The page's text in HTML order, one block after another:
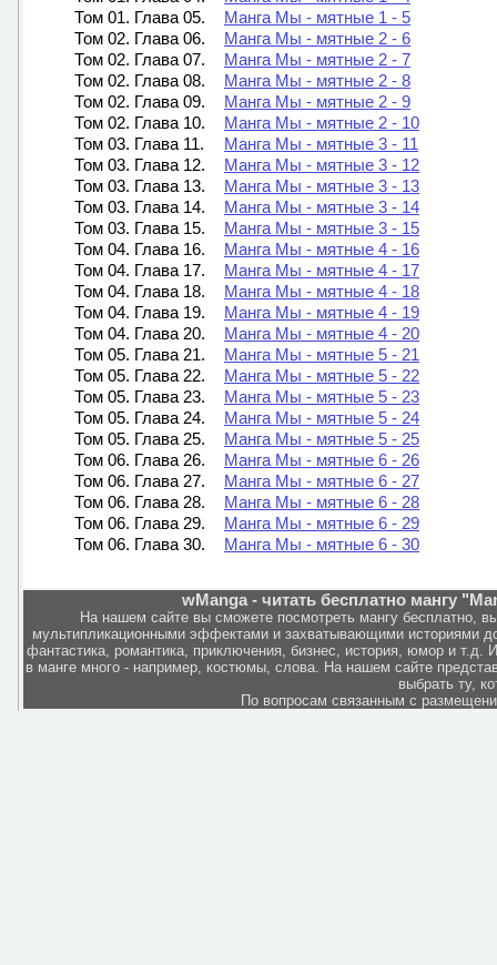
Том 01. Глава 05.
Манга Мы - мятные 1 - 5
Том 02. Глава 06.
Манга Мы - мятные 2 - 6
Том 02. Глава 07.
Манга Мы - мятные 2 - 7
Том 02. Глава 08.
Манга Мы - мятные 2 - 8
Том 02. Глава 09.
Манга Мы - мятные 2 - 9
Том 02. Глава 10.
Манга Мы - мятные 2 - 10
Том 03. Глава 11.
Манга Мы - мятные 3 - 11
Том 03. Глава 12.
Манга Мы - мятные 3 - 12
Том 03. Глава 13.
Манга Мы - мятные 3 - 13
Том 03. Глава 14.
Манга Мы - мятные 3 - 14
Том 03. Глава 15.
Манга Мы - мятные 3 - 15
Том 04. Глава 16.
Манга Мы - мятные 4 - 16
Том 04. Глава 17.
Манга Мы - мятные 4 - 17
Том 04. Глава 18.
Манга Мы - мятные 4 - 18
Том 04. Глава 19.
Манга Мы - мятные 4 - 19
Том 04. Глава 20.
Манга Мы - мятные 4 - 20
Том 05. Глава 21.
Манга Мы - мятные 5 - 21
Том 05. Глава 22.
Манга Мы - мятные 5 - 22
Том 05. Глава 23.
Манга Мы - мятные 5 - 23
Том 05. Глава 24.
Манга Мы - мятные 5 - 24
Том 05. Глава 25.
Манга Мы - мятные 5 - 25
Том 06. Глава 26.
Манга Мы - мятные 6 - 26
Том 06. Глава 27.
Манга Мы - мятные 6 - 27
Том 06. Глава 28.
Манга Мы - мятные 6 - 28
Том 06. Глава 29.
Манга Мы - мятные 6 - 29
Том 06. Глава 30.
Манга Мы - мятные 6 - 30
wManga - читать бесплатно мангу
На нашем сайте вы сможете посмотреть мангу бесплатно,
мультипликационными эффектами и захватывающими историями
фантастика, романтика, приключения, бизнес, история, юмор и
в манге много - например, костюмы, слова. На нашем сайте
выбрать ту,
По вопросам связанным с